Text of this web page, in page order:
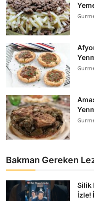
Bakman Gereken
Silik
İzle!